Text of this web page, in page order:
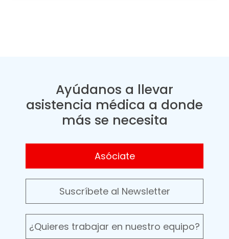
Ayúdanos a llevar
asistencia médica a donde
más se necesita
Asóciate
Suscríbete al Newsletter
¿Quieres trabajar en nuestro equipo?